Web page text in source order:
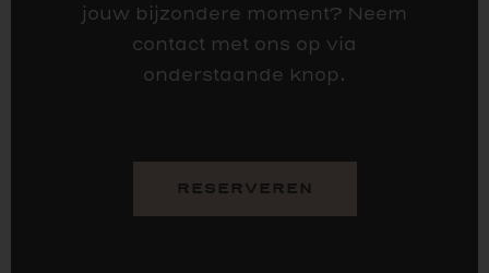
jouw bijzondere moment? Neem
contact met ons op via
onderstaande knop.
RESERVEREN